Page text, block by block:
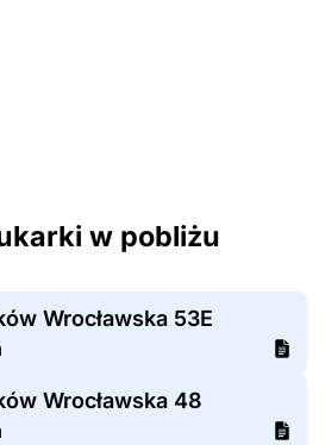
w pobliżu
Wrocławska 53E
Wrocławska 48